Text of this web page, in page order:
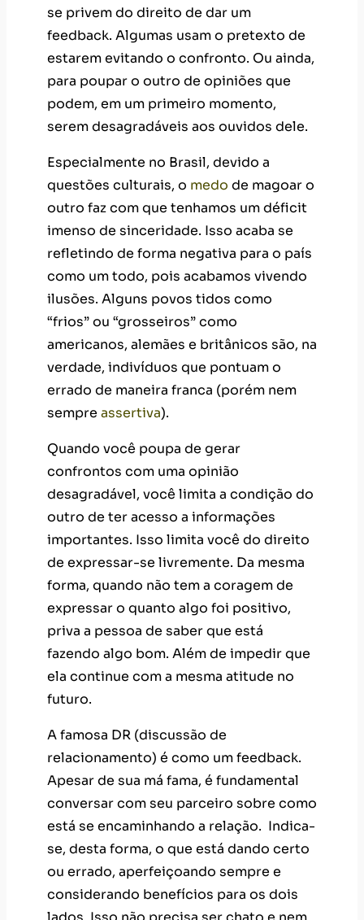
se privem do direito de dar um
feedback. Algumas usam o pretexto de
estarem evitando o confronto. Ou ainda,
para poupar o outro de opiniões que
podem, em um primeiro momento,
serem desagradáveis aos ouvidos dele.
Especialmente no Brasil, devido a
questões culturais, o medo de magoar o
outro faz com que tenhamos um déficit
imenso de sinceridade. Isso acaba se
refletindo de forma negativa para o país
como um todo, pois acabamos vivendo
ilusões. Alguns povos tidos como
“frios” ou “grosseiros” como
americanos, alemães e britânicos são, na
verdade, indivíduos que pontuam o
errado de maneira franca (porém nem
sempre assertiva).
Quando você poupa de gerar
confrontos com uma opinião
desagradável, você limita a condição do
outro de ter acesso a informações
importantes. Isso limita você do direito
de expressar-se livremente. Da mesma
forma, quando não tem a coragem de
expressar o quanto algo foi positivo,
priva a pessoa de saber que está
fazendo algo bom. Além de impedir que
ela continue com a mesma atitude no
futuro.
A famosa DR (discussão de
relacionamento) é como um feedback.
Apesar de sua má fama, é fundamental
conversar com seu parceiro sobre como
está se encaminhando a relação. Indica-
se, desta forma, o que está dando certo
ou errado, aperfeiçoando sempre e
considerando benefícios para os dois